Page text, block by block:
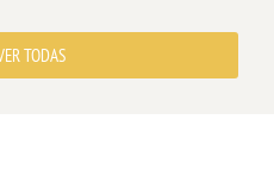
TODAS